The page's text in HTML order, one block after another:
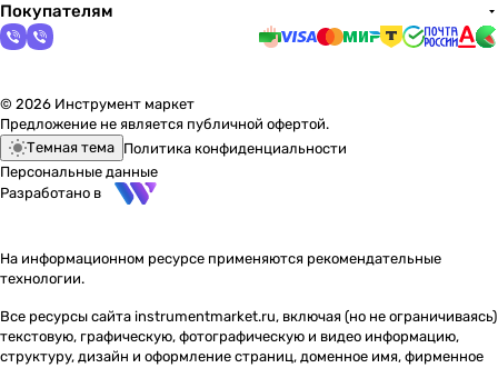
Покупателям
© 2026 Инструмент маркет
Предложение не является публичной офертой.
Темная тема Политика конфиденциальности
Персональные данные
Разработано в
На информационном ресурсе применяются рекомендательные
технологии.
Все ресурсы сайта instrumentmarket.ru, включая (но не ограничиваясь)
текстовую, графическую, фотографическую и видео информацию,
структуру, дизайн и оформление страниц, доменное имя, фирменное